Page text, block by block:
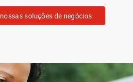
soluções de negócios